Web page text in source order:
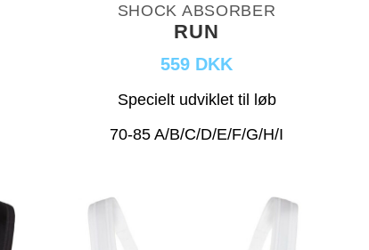
SHOCK ABSORBER
RUN
559 DKK
Specielt udviklet til løb
70-85 A/B/C/D/E/F/G/H/I